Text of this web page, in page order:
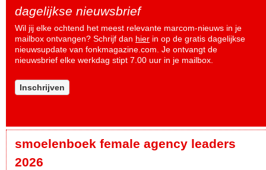
dagelijkse nieuwsbrief
Wil jij elke ochtend het meest relevante marcom-nieuws in je
mailbox ontvangen? Schrijf dan hier in op de gratis dagelijkse
nieuwsupdate van fonkmagazine.com. Je ontvangt de
nieuwsbrief elke werkdag stipt 7.00 uur in je mailbox.
Inschrijven
smoelenboek female agency leaders
2026